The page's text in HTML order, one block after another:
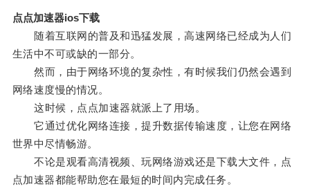
点点加速器ios下载
随着互联网的普及和迅猛发展，高速网络已经成为人们
生活中不可或缺的一部分。
然而，由于网络环境的复杂性，有时候我们仍然会遇到
网络速度慢的情况。
这时候，点点加速器就派上了用场。
它通过优化网络连接，提升数据传输速度，让您在网络
世界中尽情畅游。
不论是观看高清视频、玩网络游戏还是下载大文件，点
点加速器都能帮助您在最短的时间内完成任务。